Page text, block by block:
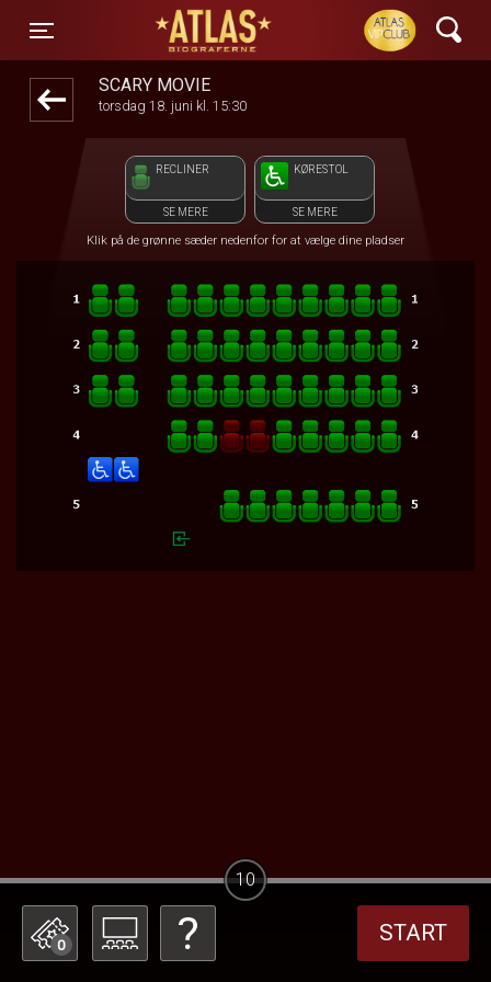
Toggle navigation
ATLAS Biograferne
SCARY MOVIE
torsdag 18. juni kl. 15:30
RECLINER
SE MERE
KØRESTOL
SE MERE
Klik på de grønne sæder nedenfor for at vælge dine pladser
0 START
10
front05-temp 052958